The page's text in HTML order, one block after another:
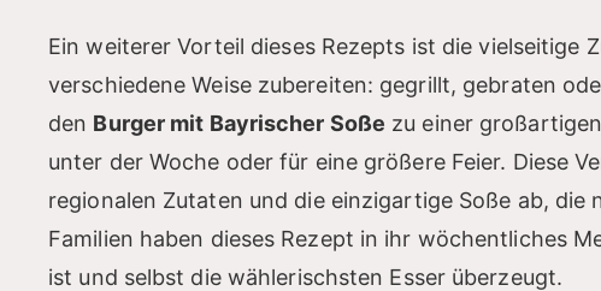
Ein weiterer Vorteil dieses Rezepts ist die vielseitige
verschiedene Weise zubereiten: gegrillt, gebraten
den Burger mit Bayrischer Soße zu einer
unter der Woche oder für eine größere Feier. Diese
regionalen Zutaten und die einzigartige Soße ab,
Familien haben dieses Rezept in ihr wöchentliches
ist und selbst die wählerischsten Esser überzeugt.